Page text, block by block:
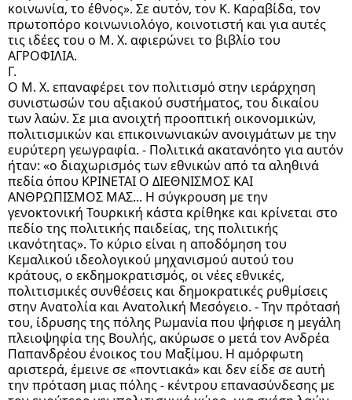
κοινωνία, το έθνος». Σε αυτόν, τον Κ. Καραβίδα, τον
πρωτοπόρο κοινωνιολόγο, κοινοτιστή και για αυτές
τις ιδέες του ο Μ. Χ. αφιερώνει το βιβλίο του
ΑΓΡΟΦΙΛΙΑ.
Γ.
Ο Μ. Χ. επαναφέρει τον πολιτισμό στην ιεράρχηση
συνιστωσών του αξιακού συστήματος, του δικαίου
των λαών. Σε μια ανοιχτή προοπτική οικονομικών,
πολιτισμικών και επικοινωνιακών ανοιγμάτων με την
ευρύτερη γεωγραφία. - Πολιτικά ακατανόητο για αυτόν
ήταν: «ο διαχωρισμός των εθνικών από τα αληθινά
πεδία όπου ΚΡΙΝΕΤΑΙ Ο ΔΙΕΘΝΙΣΜΟΣ ΚΑΙ
ΑΝΘΡΩΠΙΣΜΟΣ ΜΑΣ... Η σύγκρουση με την
γενοκτονική Τουρκική κάστα κρίθηκε και κρίνεται στο
πεδίο της πολιτικής παιδείας, της πολιτικής
ικανότητας». Το κύριο είναι η αποδόμηση του
Κεμαλικού ιδεολογικού μηχανισμού αυτού του
κράτους, ο εκδημοκρατισμός, οι νέες εθνικές,
πολιτισμικές συνθέσεις και δημοκρατικές ρυθμίσεις
στην Ανατολία και Ανατολική Μεσόγειο. - Την πρότασή
του, ίδρυσης της πόλης Ρωμανία που ψήφισε η μεγάλη
πλειοψηφία της Βουλής, ακύρωσε ο μετά τον Ανδρέα
Παπανδρέου ένοικος του Μαξίμου. Η αμόρφωτη
αριστερά, έμεινε σε «ποντιακά» και δεν είδε σε αυτή
την πρόταση μιας πόλης - κέντρου επανασύνδεσης με